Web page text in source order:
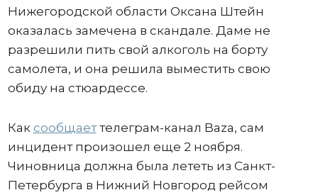
Нижегородской области Оксана Штейн
оказалась замечена в скандале. Даме не
разрешили пить свой алкоголь на борту
самолета, и она решила выместить свою
обиду на стюардессе.
Как сообщаеттелеграм-канал Baza, сам
инцидент произошел еще 2 ноября.
Чиновница должна была лететь из Санкт-
Петербурга в Нижний Новгород рейсом